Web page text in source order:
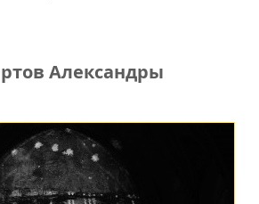
Александры